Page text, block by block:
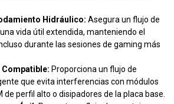
Hidráulico: Asegura un flujo de
vida útil extendida, manteniendo el
durante las sesiones de gaming más
Compatible: Proporciona un flujo de
que evita interferencias con módulos
de perfil alto o disipadores de la placa base.